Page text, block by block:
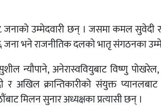
उम्मेदवारी छन् । जसमा कमल सुवेदी र
जना भने राजनीतिक दलको भातृ संगठनका
न्यौपाने, अनेरास्ववियुबाट विष्णु पोखरेल,
क्रान्तिकारीको संयुक्त प्यानलबाट
मिलन सुनार अध्यक्षका प्रत्यासी छन् ।